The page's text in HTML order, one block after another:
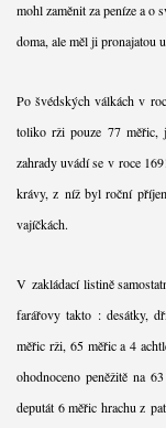
mohl zaměnit za peníze a o
doma, ale měl ji pronajatou
Po švédských válkách v
toliko rži pouze 77 měřic,
zahrady uvádí se v roce
krávy, z níž byl roční
vajíčkách.
V zakládací listině
farářovy takto : desátky,
měřic rži, 65 měřic a 4
ohodnoceno peněžitě na
deputát 6 měřic hrachu z